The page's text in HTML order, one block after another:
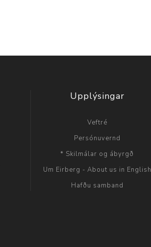
Upplýsingar
Veftré
Persónuvernd
* Skilmálar og ábyrgð
Um Eirberg - About us in English
Hafðu samband